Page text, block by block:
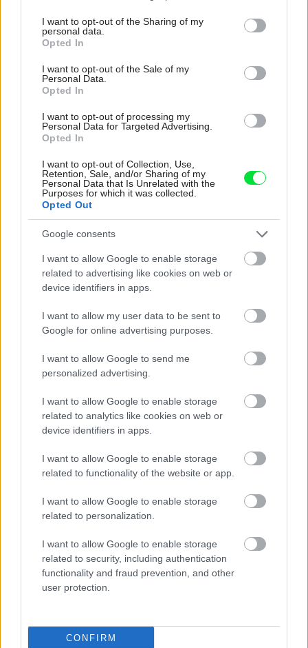
not limited to your visit or usage behaviour. You may click to
grant or deny consent to Google and its third-party tags to
use your data for below specified purposes in below Google
consent section.
I want to opt-out of the Sharing of my
personal data.
Opted In
I want to opt-out of the Sale of my
Personal Data.
Opted In
I want to opt-out of processing my
Personal Data for Targeted Advertising.
Opted In
I want to opt-out of Collection, Use,
Retention, Sale, and/or Sharing of my
Personal Data that Is Unrelated with the
Purposes for which it was collected.
Opted Out
Google consents
I want to allow Google to enable storage
related to advertising like cookies on web or
device identifiers in apps.
I want to allow my user data to be sent to
Google for online advertising purposes.
I want to allow Google to send me
personalized advertising.
I want to allow Google to enable storage
related to analytics like cookies on web or
device identifiers in apps.
I want to allow Google to enable storage
related to functionality of the website or app.
I want to allow Google to enable storage
related to personalization.
I want to allow Google to enable storage
related to security, including authentication
functionality and fraud prevention, and other
user protection.
CONFIRM
Mohlo by vás zaujímať
Električka na skok, les za
rohom. V Dúbravke vyrastie
nový bytový dom Zelka
Veľký posun v príprave
tunela Karpaty: NDS hľadá